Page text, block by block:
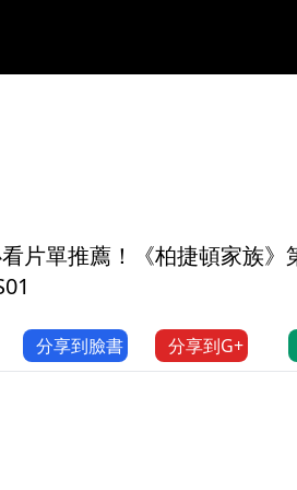
片單推薦！《柏捷頓家族
分享到臉書 分享到G+